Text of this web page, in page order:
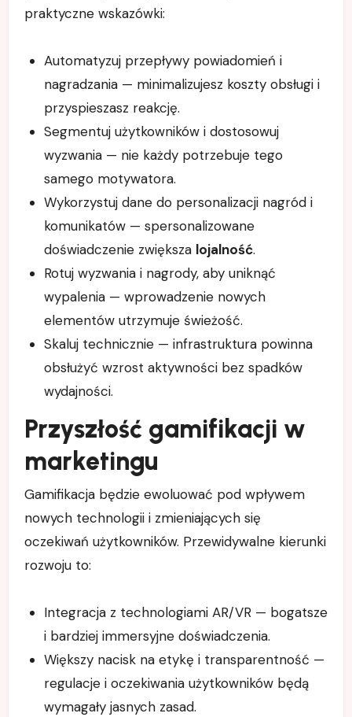
praktyczne wskazówki:
Automatyzuj przepływy powiadomień i
nagradzania — minimalizujesz koszty obsługi i
przyspieszasz reakcję.
Segmentuj użytkowników i dostosowuj
wyzwania — nie każdy potrzebuje tego
samego motywatora.
Wykorzystuj dane do personalizacji nagród i
komunikatów — spersonalizowane
doświadczenie zwiększa lojalność.
Rotuj wyzwania i nagrody, aby uniknąć
wypalenia — wprowadzenie nowych
elementów utrzymuje świeżość.
Skaluj technicznie — infrastruktura powinna
obsłużyć wzrost aktywności bez spadków
wydajności.
Przyszłość gamifikacji w
marketingu
Gamifikacja będzie ewoluować pod wpływem
nowych technologii i zmieniających się
oczekiwań użytkowników. Przewidywalne kierunki
rozwoju to:
Integracja z technologiami AR/VR — bogatsze
i bardziej immersyjne doświadczenia.
Większy nacisk na etykę i transparentność —
regulacje i oczekiwania użytkowników będą
wymagały jasnych zasad.